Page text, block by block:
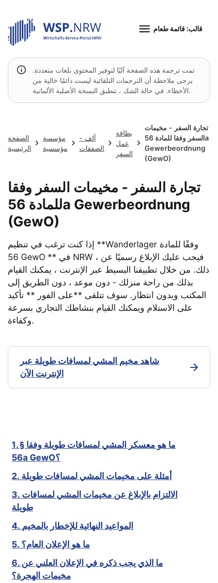
قالب: قائمة طعام
تمت ترجمة هذه الصفحة آليًا لتوفير المحتوى بلغات متعددة.
يرجى ملاحظة أن الترجمات التلقائية ليست دائمًا خالية من
الأخطاء. في حالة الشك ، تنطبق النسخة الأصلية الألمانية.
الصفحة
الرئيسية
مؤسسة
مؤسسية
ألف -
الصفقات
بطاقة
عمل
السفر
تجارة السفر - مخيمات
السفر وفقا للمادة 56a
Gewerbeordnung
(GewO)
تجارة السفر - مخيمات السفر وفقا
للمادة 56a Gewerbeordnung
(GewO)
إذا كنت ترغب في تنظيم **Wanderlager وفقًا للمادة
56 GewO ** في NRW ، فيجب عليك الإبلاغ رسميًا عن
ذلك. من خلال تطبيقنا البسيط عبر الإنترنت ، يمكنك القيام
بذلك من راحة منزلك - دون موعد ، دون الطريق إلى
المكتب وبدون انتظار. سوف تتلقى **على الفور ** تأكيد
على الاستلام ويمكنك القيام بنشاطك التجاري بسرعة
وكفاءة.
شاهد مخيم المشي لمسافات طويلة عبر
الإنترنت الآن
1. ما هو معسكر المشي لمسافات طويلة وفقا §
56a GewO؟
2. أمثلة على مخيمات المشي لمسافات طويلة
3. الالتزام بالإبلاغ عن مخيمات المشي لمسافات
طويلة
4. المواعيد النهائية للإخطار بالمخيم
5. ما هو الإعلان العام؟
6. ما الذي يجب ذكره في الإعلان العلني عن
مخيمات الهجرة؟